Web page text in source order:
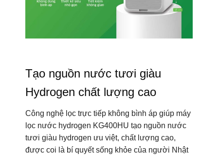
Tạo nguồn nước tươi giàu
Hydrogen chất lượng cao
Công nghệ lọc trực tiếp không bình áp giúp máy
lọc nước hydrogen KG400HU tạo nguồn nước
tươi giàu hydrogen ưu việt, chất lượng cao,
được coi là bí quyết sống khỏe của người Nhật